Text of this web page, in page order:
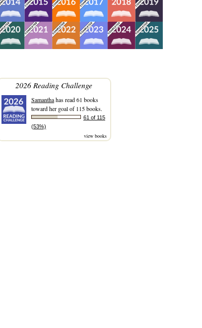
2026 Reading Challenge
Samanthahas read 61 books
toward her goal of 115 books.
61 of 115
(53%)
view books